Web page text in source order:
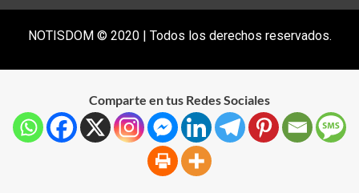
NOTISDOM © 2020 | Todos los derechos reservados.
Comparte en tus Redes Sociales